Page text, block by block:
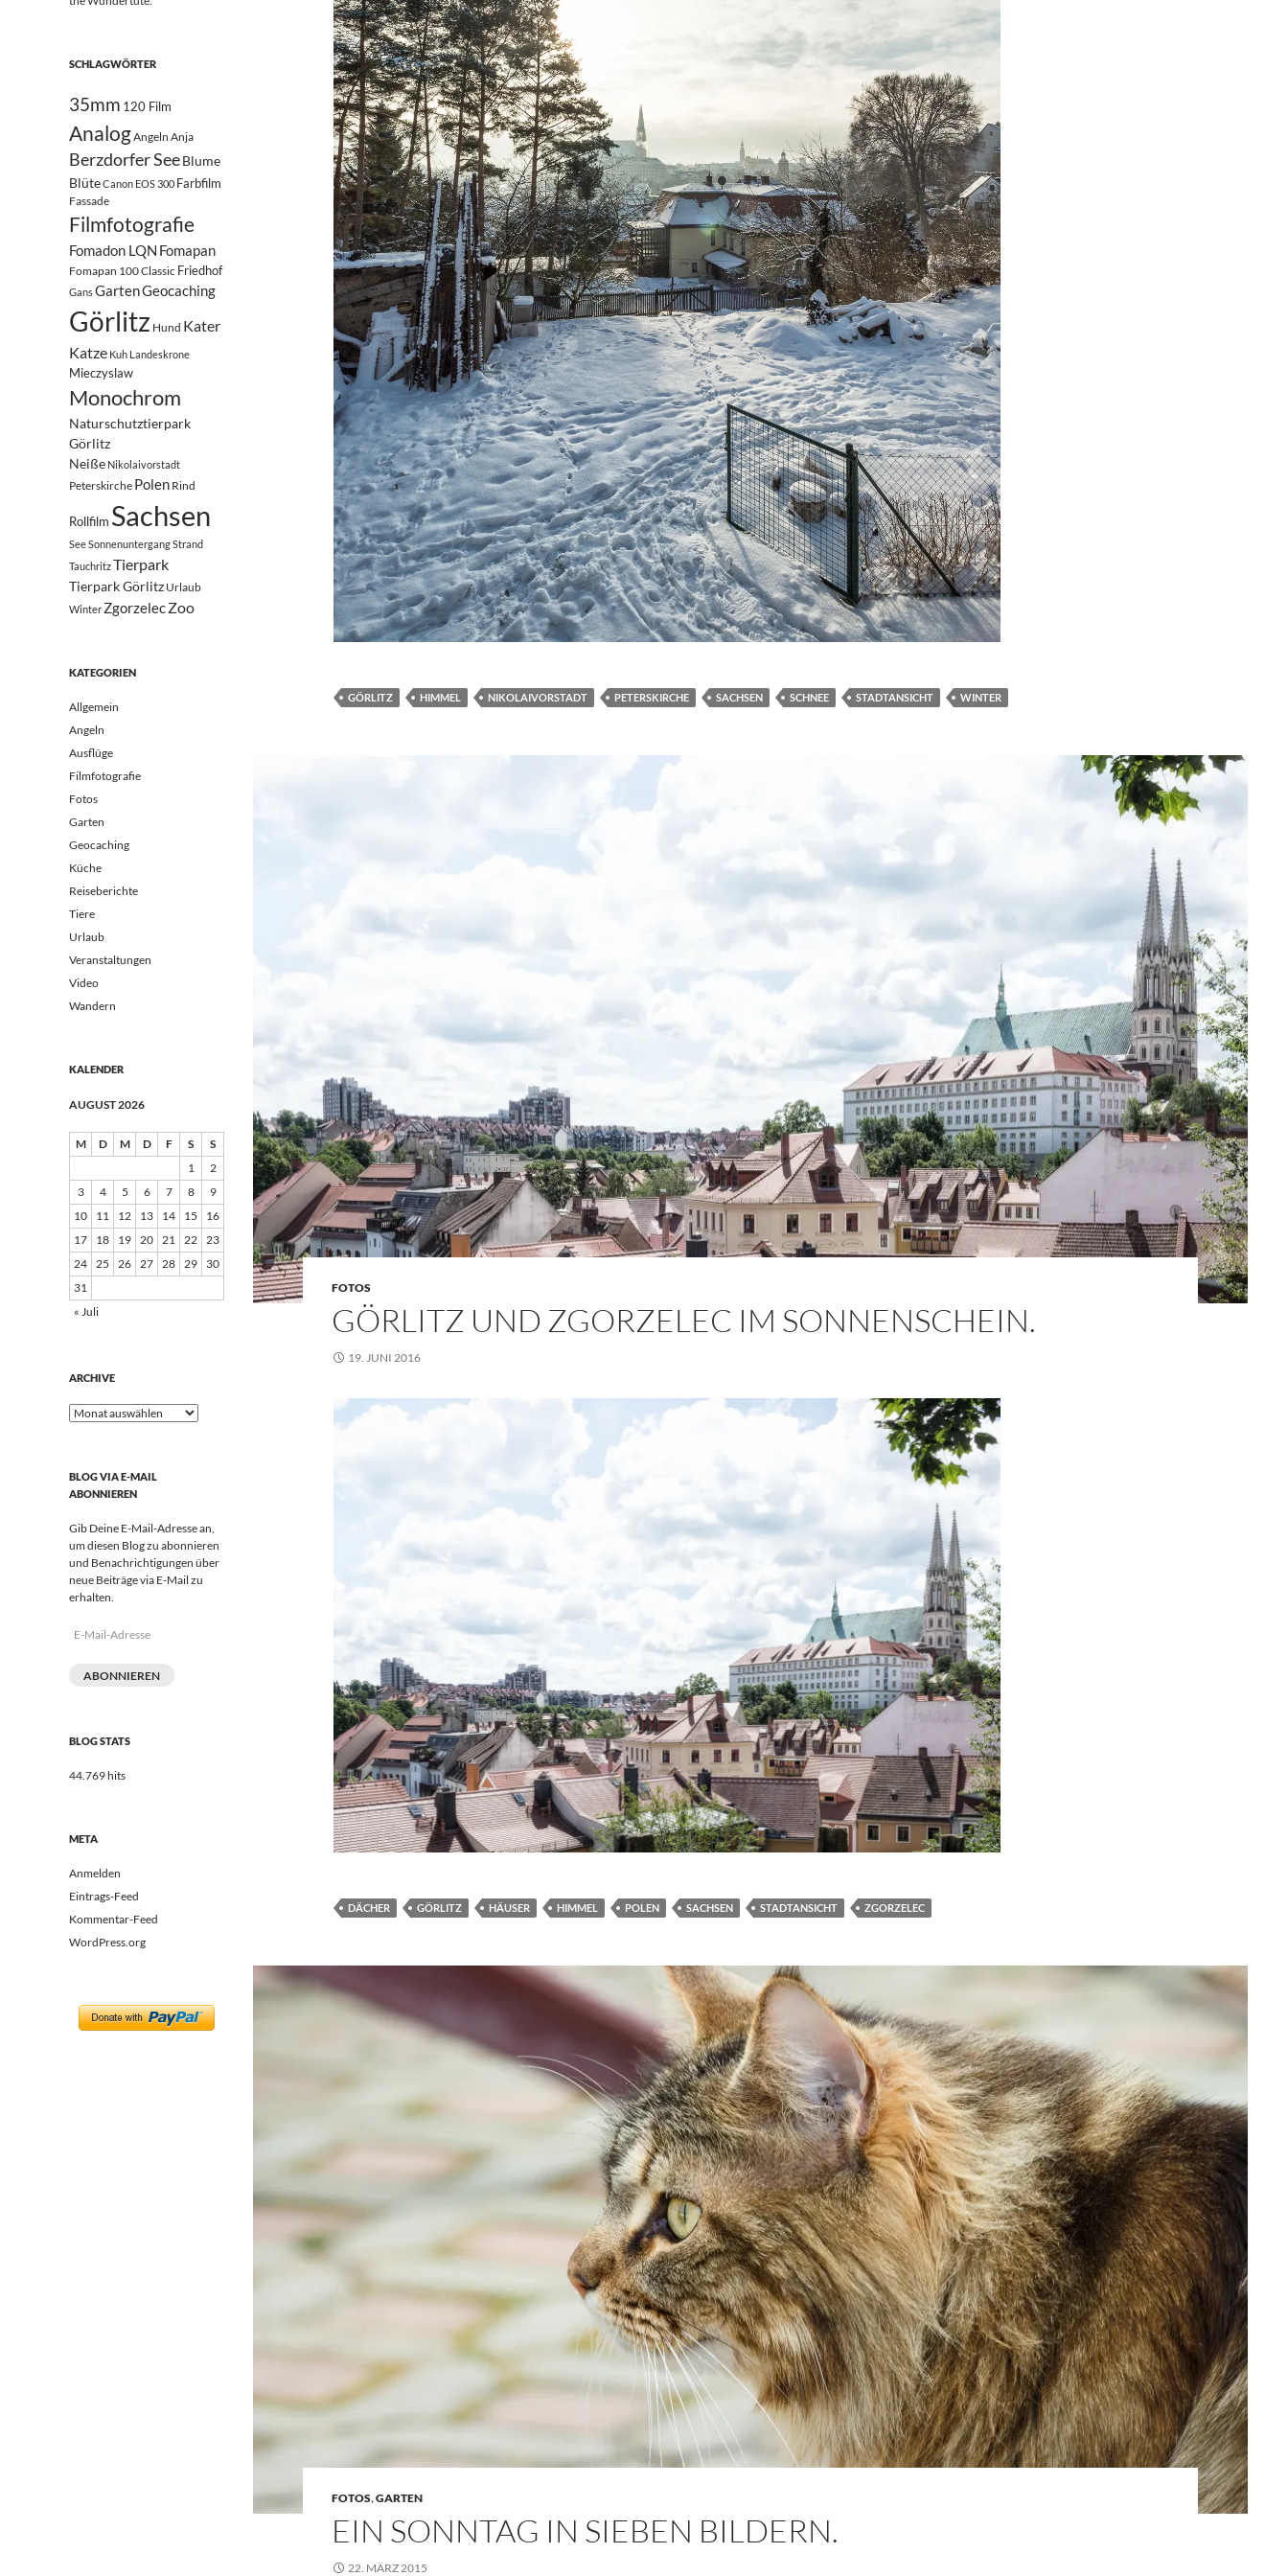
GÖRLITZ HIMMEL NIKOLAIVORSTADT PETERSKIRCHE SACHSEN SCHNEE STADTANSICHT WINTER
FOTOS
GÖRLITZ UND ZGORZELEC IM SONNENSCHEIN.
19. JUNI 2016
DÄCHER GÖRLITZ HÄUSER HIMMEL POLEN SACHSEN STADTANSICHT ZGORZELEC
FOTOS,GARTEN
EIN SONNTAG IN SIEBEN BILDERN.
22. MÄRZ 2015
SCHLAGWÖRTER
35mm 120 Film
AnalogAngeln Anja
Berzdorfer SeeBlume
BlüteCanon EOS 300 Farbfilm
Fassade
Filmfotografie
Fomadon LQN Fomapan
Fomapan 100 Classic Friedhof
GansGartenGeocaching
Görlitz Hund Kater
Katze Kuh Landeskrone
Mieczyslaw
Monochrom
Naturschutztierpark
Görlitz
Neiße Nikolaivorstadt
Peterskirche Polen Rind
Rollfilm Sachsen
SeeSonnenuntergangStrand
TauchritzTierpark
Tierpark Görlitz Urlaub
Winter ZgorzelecZoo
KATEGORIEN
Allgemein
Angeln
Ausflüge
Filmfotografie
Fotos
Garten
Geocaching
Küche
Reiseberichte
Tiere
Urlaub
Veranstaltungen
Video
Wandern
KALENDER
AUGUST 2026
M D M D F S
S
1
2
3
4 5 6 7 8
9
10
11 12 13 14 15
16
17
18 19 20 21 22 23
24 25 26 27 28 29
30
31
« Juli
ARCHIVE
Archive
BLOG VIA E-MAIL
ABONNIEREN
Gib Deine E-Mail-Adresse an,
um diesen Blog zu abonnieren
und Benachrichtigungen über
neue Beiträge via E-Mail zu
erhalten.
E-
ABONNIEREN
BLOG STATS
44.769 hits
META
Anmelden
Eintrags-Feed
Kommentar-Feed
WordPress.org